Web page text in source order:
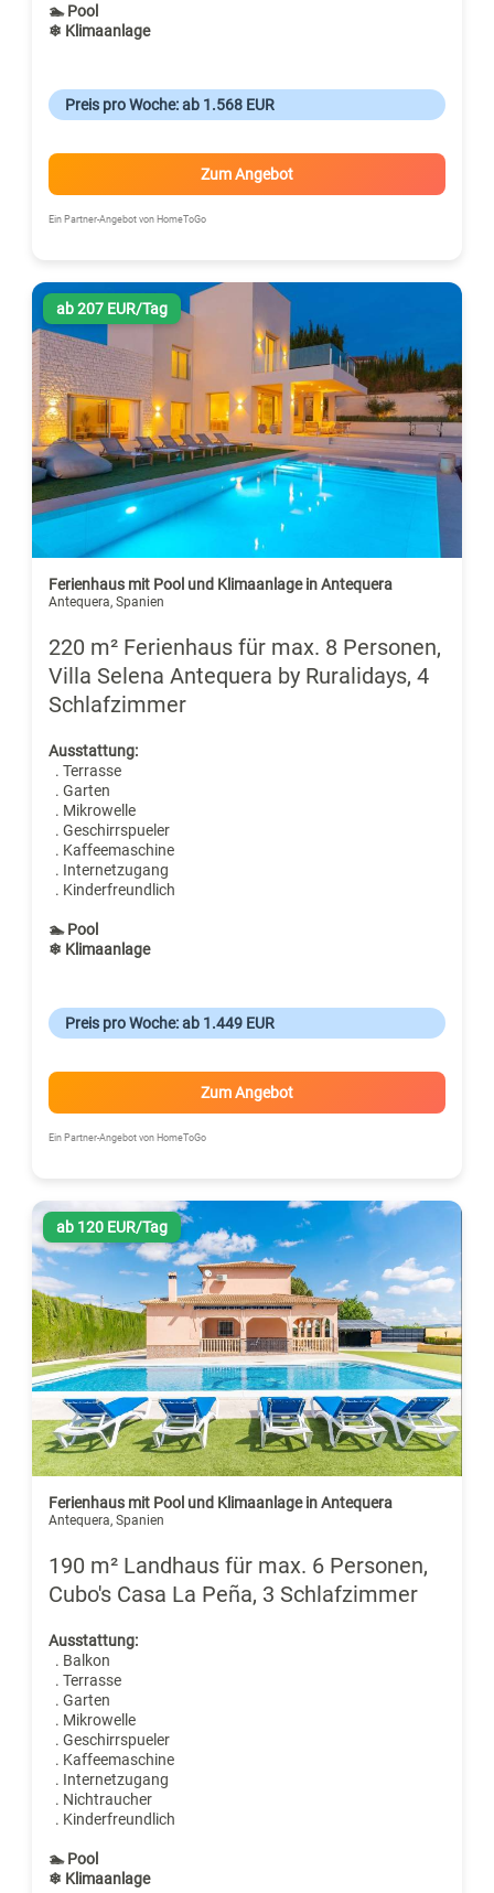
🏊 Pool
❄ Klimaanlage
Preis pro Woche: ab 1.568 EUR
Zum Angebot
Ein Partner-Angebot von HomeToGo
ab 207 EUR/Tag
Ferienhaus mit Pool und Klimaanlage in Antequera
Antequera, Spanien
220 m² Ferienhaus für max. 8 Personen,
Villa Selena Antequera by Ruralidays, 4
Schlafzimmer
Ausstattung:
. Terrasse
. Garten
. Mikrowelle
. Geschirrspueler
. Kaffeemaschine
. Internetzugang
. Kinderfreundlich
🏊 Pool
❄ Klimaanlage
Preis pro Woche: ab 1.449 EUR
Zum Angebot
Ein Partner-Angebot von HomeToGo
ab 120 EUR/Tag
Ferienhaus mit Pool und Klimaanlage in Antequera
Antequera, Spanien
190 m² Landhaus für max. 6 Personen,
Cubo's Casa La Peña, 3 Schlafzimmer
Ausstattung:
. Balkon
. Terrasse
. Garten
. Mikrowelle
. Geschirrspueler
. Kaffeemaschine
. Internetzugang
. Nichtraucher
. Kinderfreundlich
🏊 Pool
❄ Klimaanlage